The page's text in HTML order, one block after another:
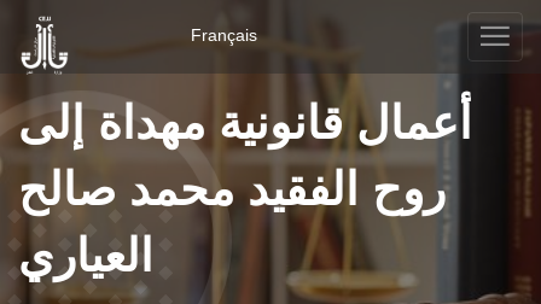
أعمال قانونية مهداة إلى
روح الفقيد محمد صالح
العياري
Français